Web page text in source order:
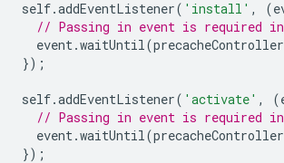
self.addEventListener( 'install' , (
// Passing in event is required in
event.waitUntil(precacheController
});
self.addEventListener( 'activate' , (
// Passing in event is required in
event.waitUntil(precacheController
});